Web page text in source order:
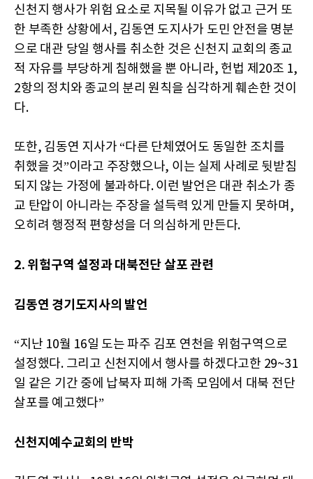
신천지 행사가 위험 요소로 지목될 이유가 없고 근거 또
한 부족한 상황에서, 김동연 도지사가 도민 안전을 명분
으로 대관 당일 행사를 취소한 것은 신천지 교회의 종교
적 자유를 부당하게 침해했을 뿐 아니라, 헌법 제20조 1,
2항의 정치와 종교의 분리 원칙을 심각하게 훼손한 것이
다.
또한, 김동연 지사가 “다른 단체였어도 동일한 조치를
취했을 것”이라고 주장했으나, 이는 실제 사례로 뒷받침
되지 않는 가정에 불과하다. 이런 발언은 대관 취소가 종
교 탄압이 아니라는 주장을 설득력 있게 만들지 못하며,
오히려 행정적 편향성을 더 의심하게 만든다.
2. 위험구역 설정과 대북전단 살포 관련
김동연 경기도지사의 발언
“지난 10월 16일 도는 파주 김포 연천을 위험구역으로
설정했다. 그리고 신천지에서 행사를 하겠다고한 29~31
일 같은 기간 중에 납북자 피해 가족 모임에서 대북 전단
살포를 예고했다”
신천지예수교회의 반박